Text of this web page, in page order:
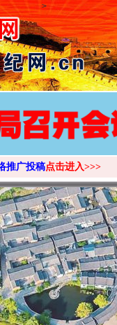
>
推广投稿点击进入>>>